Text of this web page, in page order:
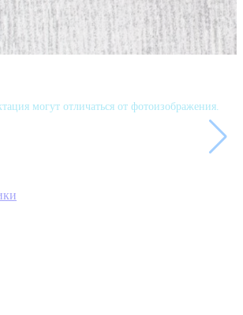
могут отличаться от фотоизображения.